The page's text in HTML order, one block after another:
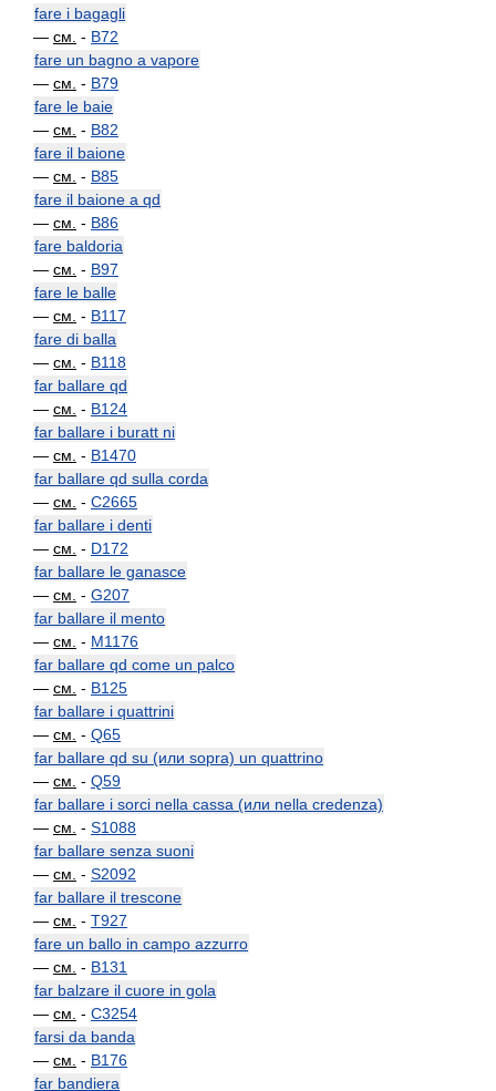
fare i bagagli
— см. - B72
fare un bagno a vapore
— см. - B79
fare le baie
— см. - B82
fare il baione
— см. - B85
fare il baione a qd
— см. - B86
fare baldoria
— см. - B97
fare le balle
— см. - B117
fare di balla
— см. - B118
far ballare qd
— см. - B124
far ballare i buratt ni
— см. - B1470
far ballare qd sulla corda
— см. - C2665
far ballare i denti
— см. - D172
far ballare le ganasce
— см. - G207
far ballare il mento
— см. - M1176
far ballare qd come un palco
— см. - B125
far ballare i quattrini
— см. - Q65
far ballare qd su (или sopra) un quattrino
— см. - Q59
far ballare i sorci nella cassa (или nella credenza)
— см. - S1088
far ballare senza suoni
— см. - S2092
far ballare il trescone
— см. - T927
fare un ballo in campo azzurro
— см. - B131
far balzare il cuore in gola
— см. - C3254
farsi da banda
— см. - B176
far bandiera